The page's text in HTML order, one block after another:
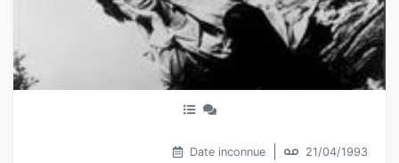
Date inconnue 21/04/1993